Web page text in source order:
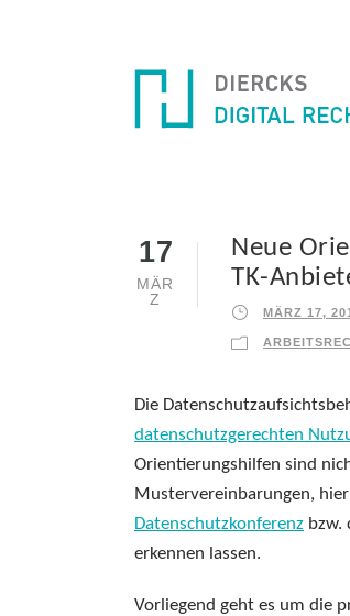
17
MÄR
Z
Neue
TK-
MÄRZ 17,
Die
datenschutzgerechten
Orientierungshilfen sind
Mustervereinbarungen,
Datenschutzkonferenz bzw.
erkennen lassen.
Vorliegend geht es um die